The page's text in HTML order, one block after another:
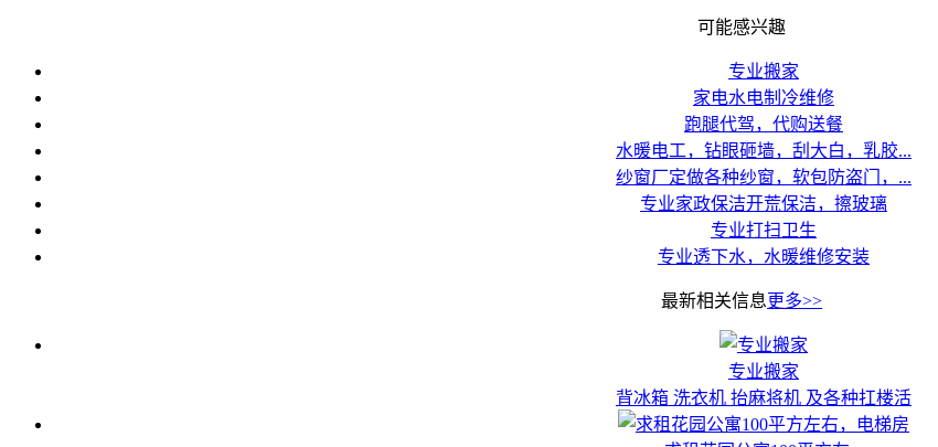
可能感兴趣
专业搬家
家电水电制冷维修
跑腿代驾，代购送餐
水暖电工，钻眼砸墙，刮大白，乳胶...
纱窗厂定做各种纱窗，软包防盗门，...
专业家政保洁开荒保洁，擦玻璃
专业打扫卫生
专业透下水，水暖维修安装
最新相关信息更多>>
专业搬家
背冰箱 洗衣机 抬麻将机 及各种扛楼活